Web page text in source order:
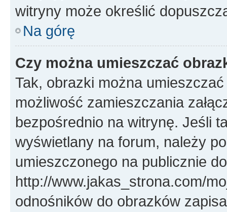
witryny może określić
Na górę
Czy można umieszczać
Tak, obrazki można
możliwość zamieszczania
bezpośrednio na witrynę. Jeśli
wyświetlany na forum, należy
umieszczonego na publicznie
http://www.jakas_strona.com/
odnośników do obrazków